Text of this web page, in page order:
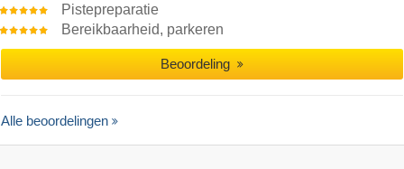
Pistepreparatie
Bereikbaarheid, parkeren
Beoordeling
Alle beoordelingen